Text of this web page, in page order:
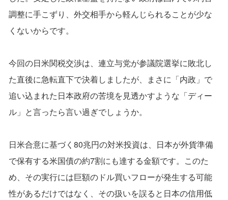
調整に手こずり、外交相手から軽んじられることが少な
くないからです。
今回の日米関税交渉は、連立与党が参議院選挙に敗北し
た直後に急転直下で決着しましたが、まさに「内政」で
追い込まれた日本政府の苦境を見透かすような「ディー
ル」と言ったら言い過ぎでしょうか。
日米合意に基づく80兆円の対米投資は、日本が外貨準備
で保有する米国債の約7割にも達する金額です。このた
め、その実行には巨額のドル買いフローが発生する可能
性があるだけではなく、その扱いを誤ると日本の信用低